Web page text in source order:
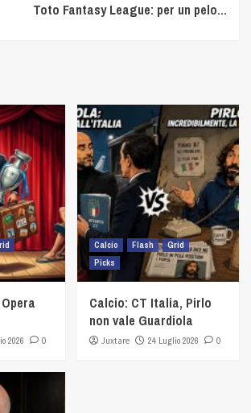
Toto Fantasy League: per un pelo…
2026 0
Calcio Flash
Grid
Picks
Calcio: CT Italia, Pirlo
non vale Guardiola
Juxtare 24 Luglio 2026 0